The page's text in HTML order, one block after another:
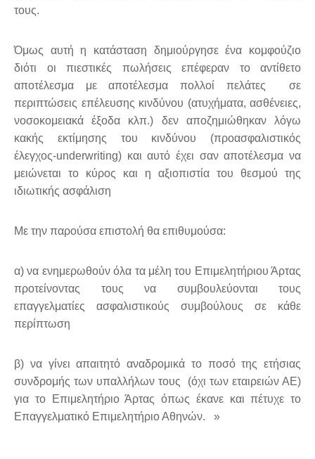
τους.
Όμως αυτή η κατάσταση δημιούργησε ένα κομφούζιο
διότι οι πιεστικές πωλήσεις επέφεραν το αντίθετο
αποτέλεσμα με αποτέλεσμα πολλοί πελάτες σε
περιπτώσεις επέλευσης κινδύνου (ατυχήματα, ασθένειες,
νοσοκομειακά έξοδα κλπ.) δεν αποζημιώθηκαν λόγω
κακής εκτίμησης του κινδύνου (προασφαλιστικός
έλεγχος-underwriting) και αυτό έχει σαν αποτέλεσμα να
μειώνεται το κύρος και η αξιοπιστία του θεσμού της
ιδιωτικής ασφάλιση
Με την παρούσα επιστολή θα επιθυμούσα:
α) να ενημερωθούν όλα τα μέλη του Επιμελητήριου Άρτας
προτείνοντας τους να συμβουλεύονται τους
επαγγελματίες ασφαλιστικούς συμβούλους σε κάθε
περίπτωση
β) να γίνει απαιτητό αναδρομικά το ποσό της ετήσιας
συνδρομής των υπαλλήλων τους (όχι των εταιρειών ΑΕ)
για το Επιμελητήριο Άρτας όπως έκανε και πέτυχε το
Επαγγελματικό Επιμελητήριο Αθηνών. »